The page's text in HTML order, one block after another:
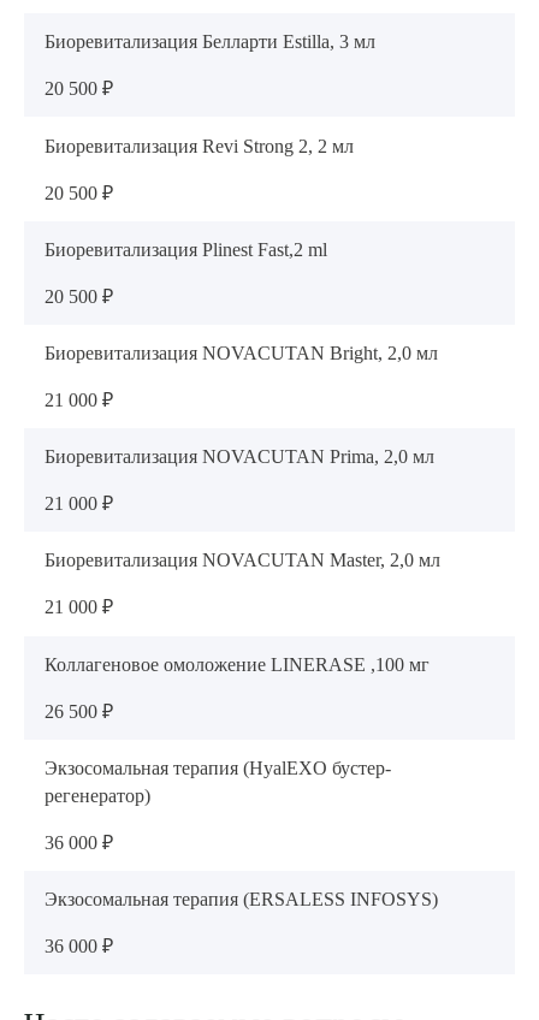
Биоревитализация Белларти Estilla, 3 мл
20 500 ₽
Биоревитализация Revi Strong 2, 2 мл
20 500 ₽
Биоревитализация Plinest Fast,2 ml
20 500 ₽
Биоревитализация NOVACUTAN Bright, 2,0 мл
21 000 ₽
Биоревитализация NOVACUTAN Prima, 2,0 мл
21 000 ₽
Биоревитализация NOVACUTAN Master, 2,0 мл
21 000 ₽
Коллагеновое омоложение LINERASE ,100 мг
26 500 ₽
Экзосомальная терапия (HyalEXO бустер-
регенератор)
36 000 ₽
Экзосомальная терапия (ERSALESS INFOSYS)
36 000 ₽